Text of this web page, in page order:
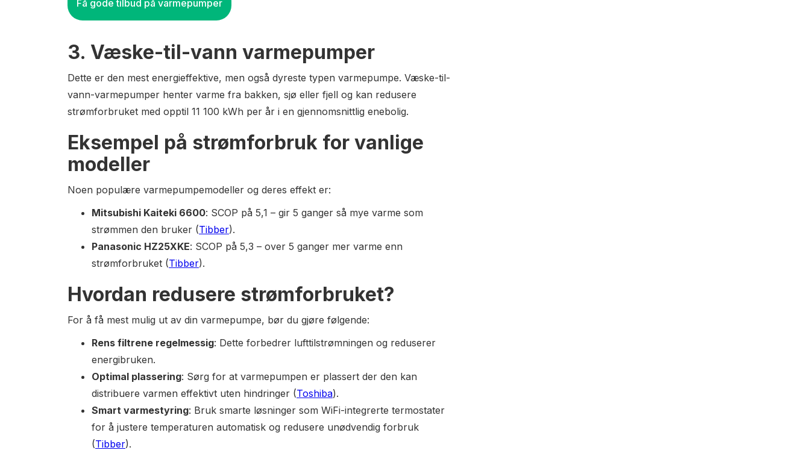
Få gode tilbud på varmepumper
3. Væske-til-vann varmepumper
Dette er den mest energieffektive, men også dyreste typen varmepumpe. Væske-til-
vann-varmepumper henter varme fra bakken, sjø eller fjell og kan redusere
strømforbruket med opptil 11 100 kWh per år i en gjennomsnittlig enebolig.
Eksempel på strømforbruk for vanlige
modeller
Noen populære varmepumpemodeller og deres effekt er:
Mitsubishi Kaiteki 6600: SCOP på 5,1 – gir 5 ganger så mye varme som
strømmen den bruker (Tibber).
Panasonic HZ25XKE: SCOP på 5,3 – over 5 ganger mer varme enn
strømforbruket (Tibber).
Hvordan redusere strømforbruket?
For å få mest mulig ut av din varmepumpe, bør du gjøre følgende:
Rens filtrene regelmessig: Dette forbedrer lufttilstrømningen og reduserer
energibruken.
Optimal plassering: Sørg for at varmepumpen er plassert der den kan
distribuere varmen effektivt uten hindringer (Toshiba).
Smart varmestyring: Bruk smarte løsninger som WiFi-integrerte termostater
for å justere temperaturen automatisk og redusere unødvendig forbruk
(Tibber).